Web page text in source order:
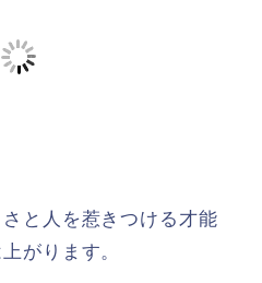
と人を惹きつける才能
がります。